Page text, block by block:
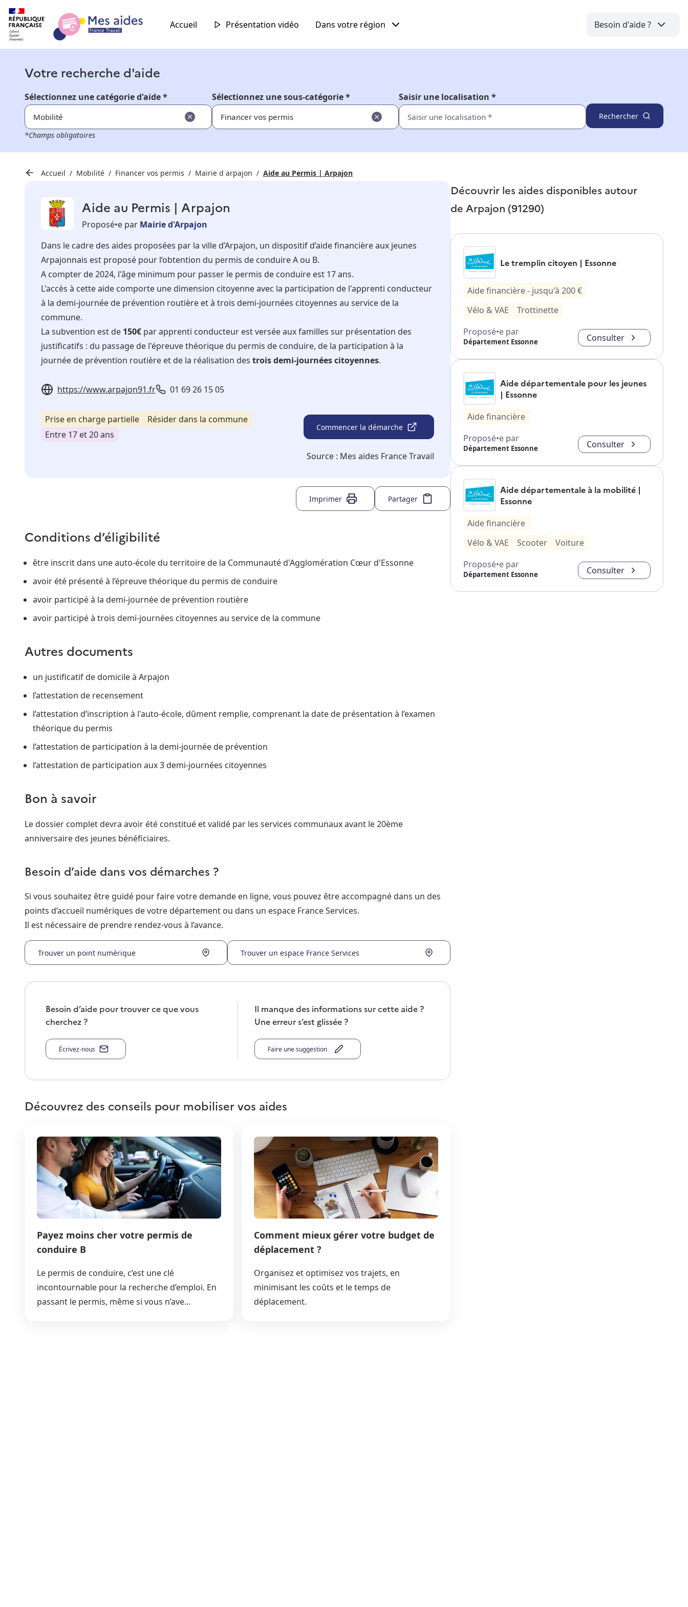
Accueil Présentation vidéo Dans votre région Besoin d'aide ?
Votre recherche d'aide
Sélectionnez une catégorie d'aide *
Mobilité
Sélectionnez une sous-catégorie *
Financer vos permis
Saisir une localisation *
Rechercher
*Champs obligatoires
Accueil Mobilité Financer vos permis Mairie d arpajon Aide au Permis | Arpajon
Aide au Permis | Arpajon
Proposé•e par Mairie d'Arpajon
Dans le cadre des aides proposées par la ville d’Arpajon, un dispositif d’aide financière aux jeunes
Arpajonnais est proposé pour l’obtention du permis de conduire A ou B.
A compter de 2024, l'âge minimum pour passer le permis de conduire est 17 ans.
L'accès à cette aide comporte une dimension citoyenne avec la participation de l'apprenti conducteur
à la demi-journée de prévention routière et à trois demi-journées citoyennes au service de la
commune.
La subvention est de 150€ par apprenti conducteur est versée aux familles sur présentation des
justificatifs : du passage de l'épreuve théorique du permis de conduire, de la participation à la
journée de prévention routière et de la réalisation des trois demi-journées citoyennes.
https://www.arpajon91.fr 01 69 26 15 05
Prise en charge partielle
Résider dans la commune
Entre 17 et 20 ans
Commencer la démarche
Source : Mes aides France Travail
Imprimer Partager
Conditions d’éligibilité
être inscrit dans une auto-école du territoire de la Communauté d'Agglomération Cœur d'Essonne
avoir été présenté à l’épreuve théorique du permis de conduire
avoir participé à la demi-journée de prévention routière
avoir participé à trois demi-journées citoyennes au service de la commune
Autres documents
un justificatif de domicile à Arpajon
l’attestation de recensement
l’attestation d’inscription à l'auto-école, dûment remplie, comprenant la date de présentation à l’examen
théorique du permis
l’attestation de participation à la demi-journée de prévention
l’attestation de participation aux 3 demi-journées citoyennes
Bon à savoir
Le dossier complet devra avoir été constitué et validé par les services communaux avant le 20ème
anniversaire des jeunes bénéficiaires.
Besoin d’aide dans vos démarches ?
Si vous souhaitez être guidé pour faire votre demande en ligne, vous pouvez être accompagné dans un des
points d’accueil numériques de votre département ou dans un espace France Services.
Il est nécessaire de prendre rendez-vous à l’avance.
Trouver un point numérique Trouver un espace France Services
Besoin d’aide pour trouver ce que vous
cherchez ?
Écrivez-nous
Il manque des informations sur cette aide ?
Une erreur s’est glissée ?
Faire une suggestion
Découvrez des conseils pour mobiliser vos aides
Payez moins cher votre permis de
conduire B
Le permis de conduire, c’est une clé
incontournable pour la recherche d’emploi. En
passant le permis, même si vous n’ave...
Comment mieux gérer votre budget de
déplacement ?
Organisez et optimisez vos trajets, en
minimisant les coûts et le temps de
déplacement.
Découvrir les aides disponibles autour
de Arpajon (91290)
Le tremplin citoyen | Essonne
Aide financière- jusqu'à 200€
Vélo & VAE
Trottinette
Proposé•e par
Département Essonne Consulter
Aide départementale pour les jeunes
| Essonne
Aide financière
Proposé•e par
Département Essonne Consulter
Aide départementale à la mobilité |
Essonne
Aide financière
Vélo & VAE
Scooter
Voiture
Proposé•e par
Département Essonne Consulter